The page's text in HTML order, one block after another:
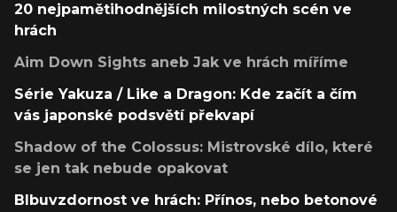
20 nejpamětihodnějších milostných scén ve
hrách
Aim Down Sights aneb Jak ve hrách míříme
Série Yakuza / Like a Dragon: Kde začít a čím
vás japonské podsvětí překvapí
Shadow of the Colossus: Mistrovské dílo, které
se jen tak nebude opakovat
Blbuvzdornost ve hrách: Přínos, nebo betonové